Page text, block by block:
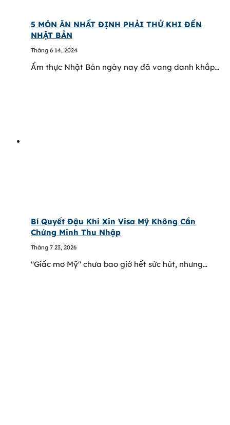
5 MÓN ĂN NHẤT ĐỊNH PHẢI THỬ KHI ĐẾN
NHẬT BẢN
Tháng 6 14, 2024
Ẩm thực Nhật Bản ngày nay đã vang danh khắp…
Bí Quyết Đậu Khi Xin Visa Mỹ Không Cần
Chứng Minh Thu Nhập
Tháng 7 23, 2026
"Giấc mơ Mỹ" chưa bao giờ hết sức hút, nhưng…